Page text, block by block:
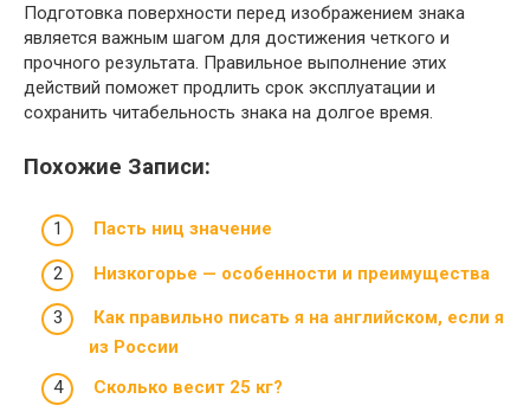
Подготовка поверхности перед изображением знака
является важным шагом для достижения четкого и
прочного результата. Правильное выполнение этих
действий поможет продлить срок эксплуатации и
сохранить читабельность знака на долгое время.
Похожие Записи:
Пасть ниц значение
Низкогорье — особенности и преимущества
Как правильно писать я на английском, если я
из России
Сколько весит 25 кг?